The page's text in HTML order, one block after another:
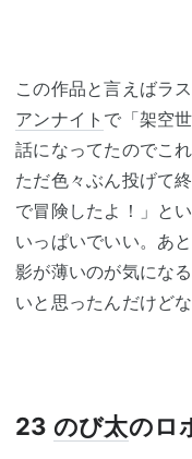
この作品と言えばラ
アンナイト で「架空
話になってたのでこ
ただ色々ぶん投げて
で冒険したよ！」と
いっぱいでいい。あ
影が薄いのが気にな
いと思ったんだけどな
23 のび太のロ